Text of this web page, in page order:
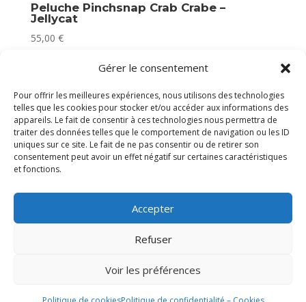
Gérer le consentement
Pour offrir les meilleures expériences, nous utilisons des technologies
telles que les cookies pour stocker et/ou accéder aux informations des
appareils. Le fait de consentir à ces technologies nous permettra de
traiter des données telles que le comportement de navigation ou les ID
uniques sur ce site. Le fait de ne pas consentir ou de retirer son
consentement peut avoir un effet négatif sur certaines caractéristiques
et fonctions.
Accepter
Refuser
Voir les préférences
Peluche Pinchsnap Crab Crabe –
Jellycat
55,00 €